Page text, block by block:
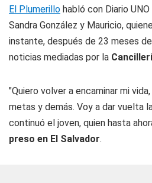
El Plumerillo habló con Diario UNO
Sandra González y Mauricio,
instante, después de 23 meses
noticias mediadas por la
"Quiero volver a encaminar mi
metas y demás. Voy a dar vuelta
continuó el joven, quien hasta
preso en El Salvador.